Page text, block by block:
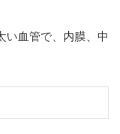
い血管で、内膜、中